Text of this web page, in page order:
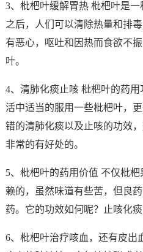
3、枇杷叶缓解胃热 枇杷叶是
之后，人们可以清除热量和排
有恶心，呕吐和因热而食欲不
叶。
4、清肺化痰止咳 枇杷叶的药
活中适当的服用一些枇杷叶，
错的清肺化痰以及止咳的功效
非常的有好处的。
5、枇杷叶的药用价值 不仅枇
赖的，虽然味道有些苦，但良
药。它的功效如何呢？止咳化
6、枇杷叶治疗咳血，还有皮出